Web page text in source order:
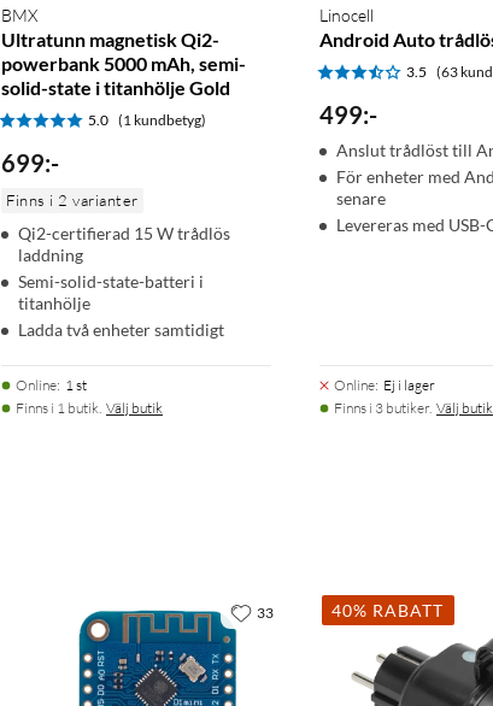
BMX
Ultratunn magnetisk Qi2-
powerbank 5000 mAh, semi-
solid-state i titanhölje Gold
5.0 (1 kundbetyg)
699:-
Finns i 2 varianter
Qi2-certifierad 15 W trådlös
laddning
Semi-solid-state-batteri i
titanhölje
Ladda två enheter samtidigt
Online: 1 st
Finns i 1 butik. Välj butik
Linocell
Android Auto
3.5 (63
499:-
Anslut trådlöst till
För enheter med
senare
Levereras med
Online: Ej i lager
Finns i 3 butiker. Välj butik
33 40% RABATT